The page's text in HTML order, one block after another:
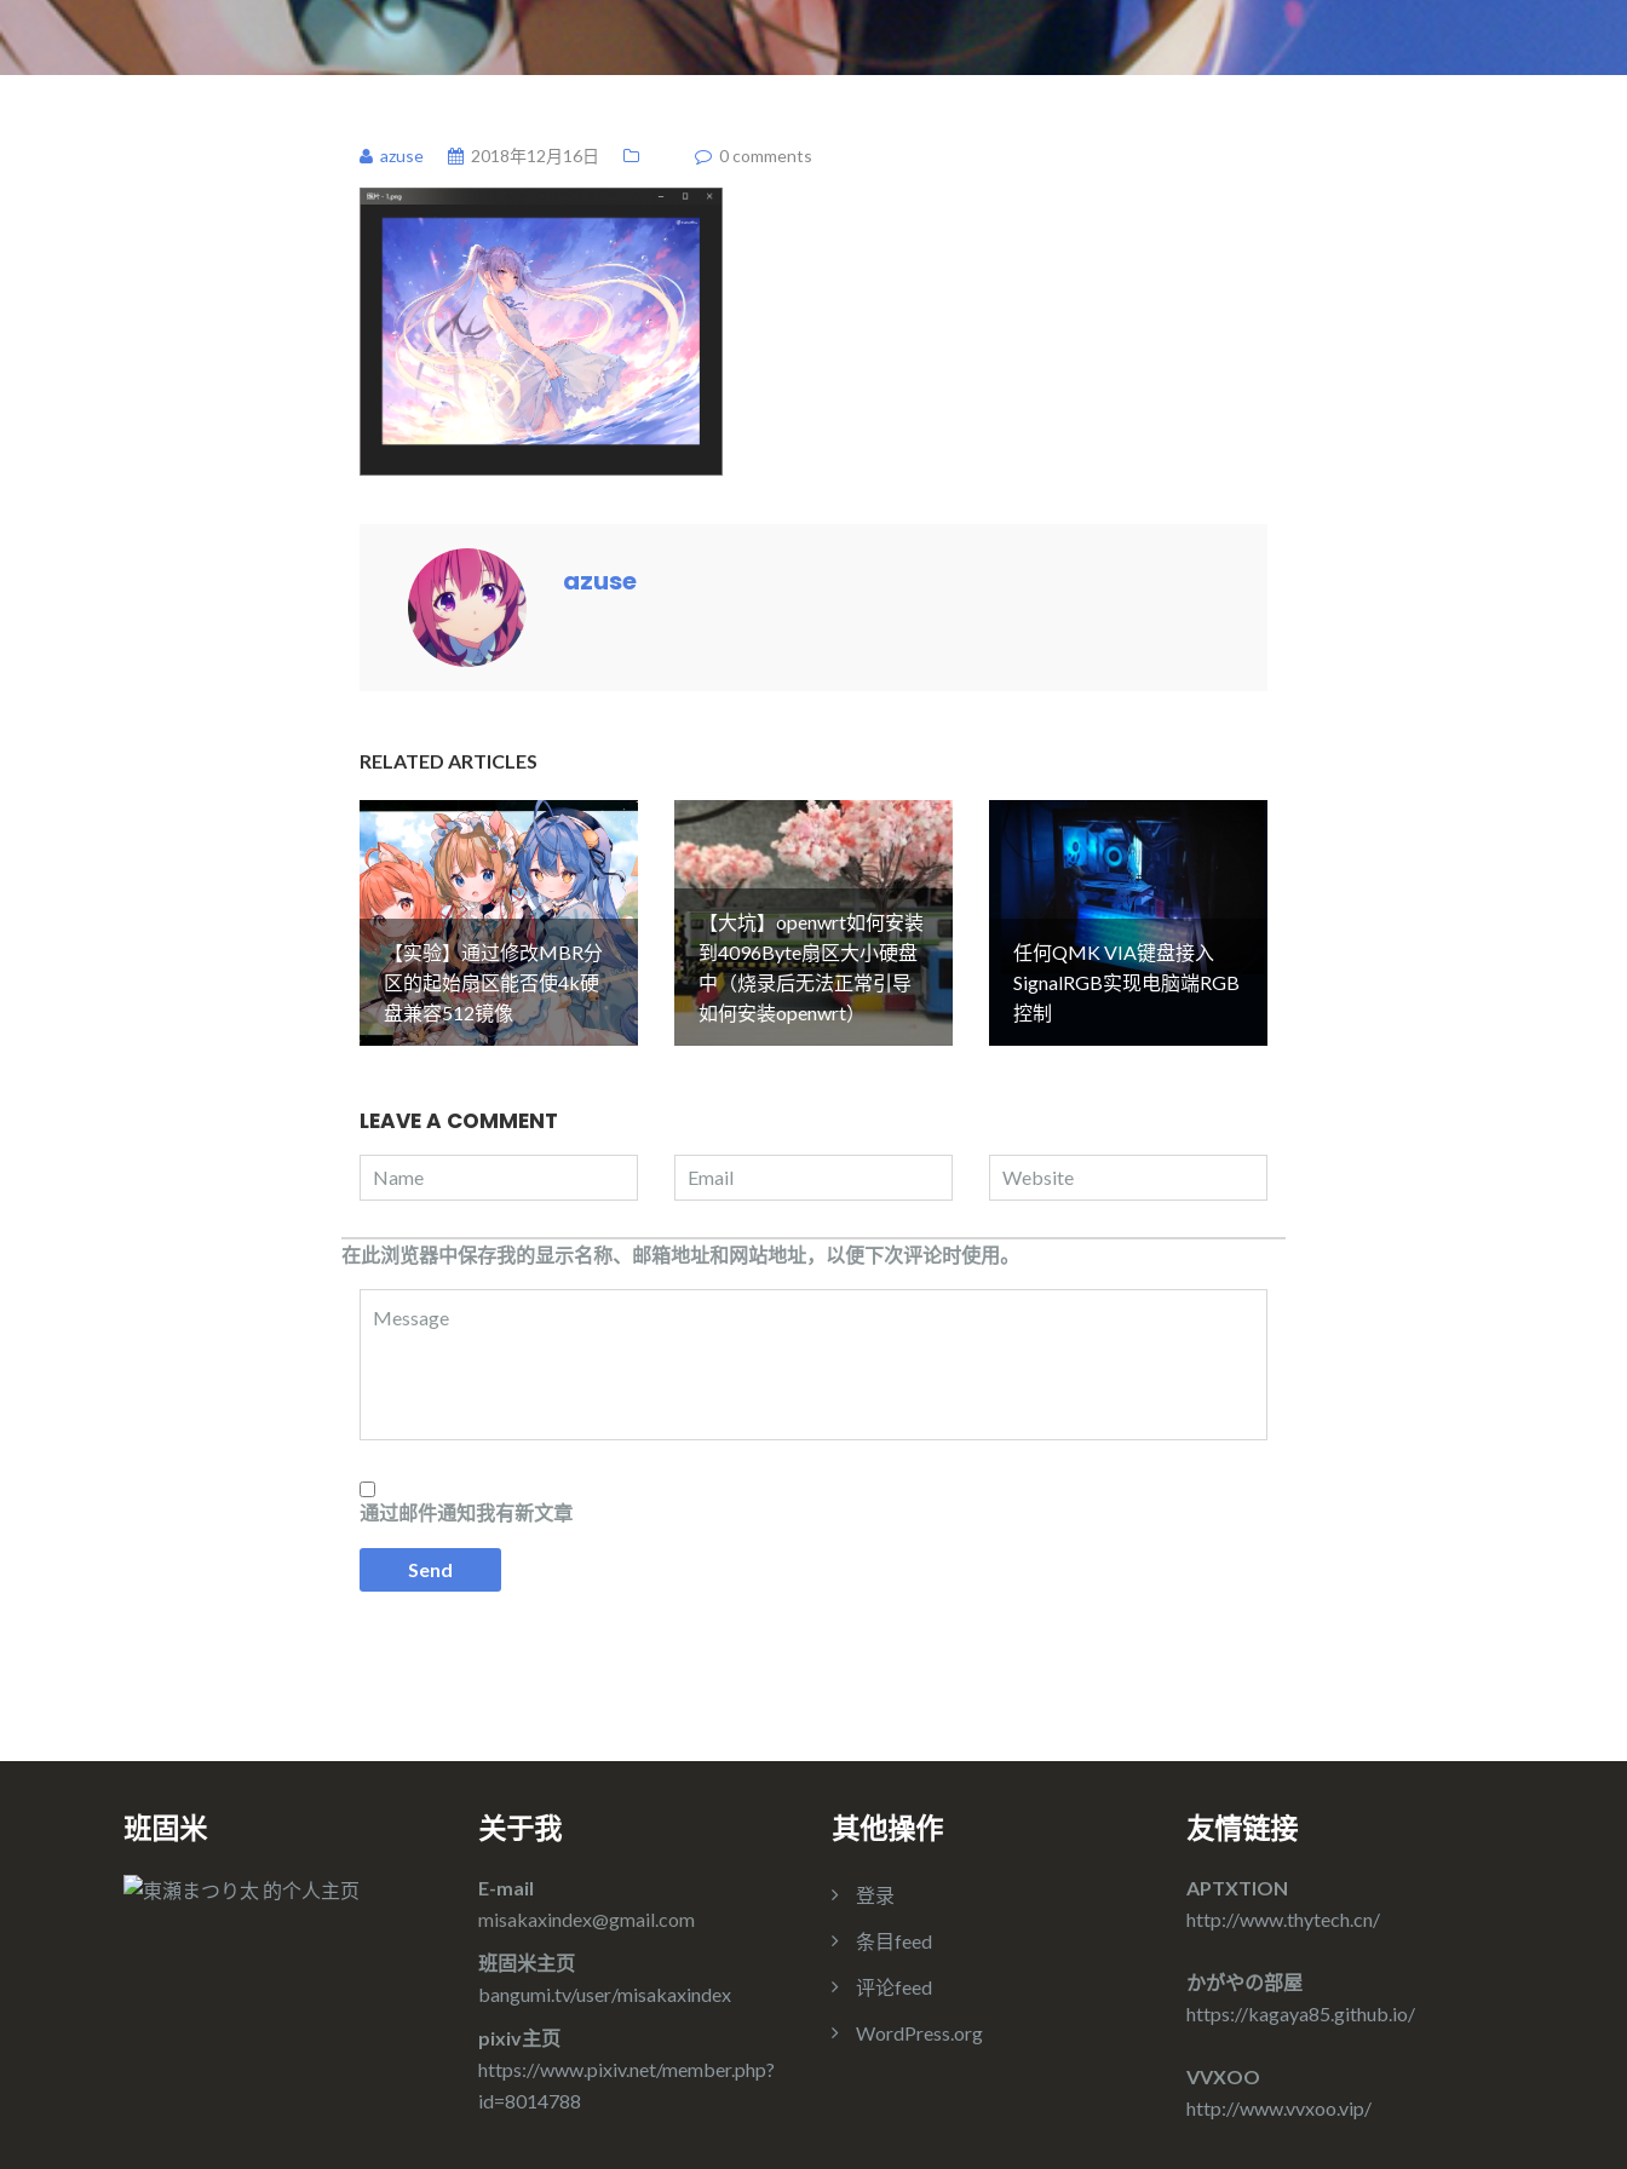
azuse 2018年12月16日 0 comments
azuse
RELATED ARTICLES
【实验】通过修改MBR分
区的起始扇区能否使4k硬
盘兼容512镜像
【大坑】openwrt如何安装
到4096Byte扇区大小硬盘
中（烧录后无法正常引导
如何安装openwrt）
任何QMK VIA键盘接入
SignalRGB实现电脑端RGB
控制
LEAVE A COMMENT
在此浏览器中保存我的显示名称、邮箱地址和网站地址，以便下次评论时使用。
通过邮件通知我有新文章
班固米 关于我
E-mail
misakaxindex@gmail.com
班固米主页
bangumi.tv/user/misakaxindex
pixiv主页
https://www.pixiv.net/member.php?
id=8014788
其他操作
登录
条目feed
评论feed
WordPress.org
友情链接
APTXTION
http://www.thytech.cn/
かがやの部屋
https://kagaya85.github.io/
VVXOO
http://www.vvxoo.vip/